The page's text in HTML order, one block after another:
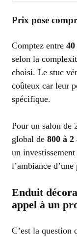
Prix pose
Comptez entre 40
selon la
choisi. Le stuc
coûteux car leur
spécifique.
Pour un salon de
global de 800 à 2
un
l’ambiance d’une
Enduit
appel à un
C’est la question